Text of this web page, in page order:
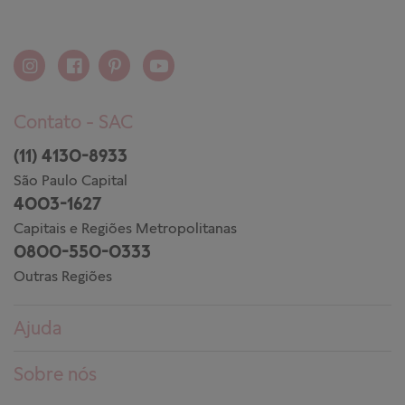
Ajuda
Sobre nós
Contato - SAC
(11) 4130-8933
São Paulo Capital
4003-1627
Capitais e Regiões Metropolitanas
0800-550-0333
Outras Regiões